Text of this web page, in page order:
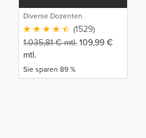
Diverse Dozenten
(1529)
1.035,81€mtl. 109,99 €
mtl.
Sie sparen 89 %